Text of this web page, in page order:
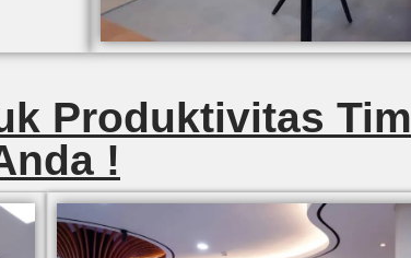
Produktivitas Tim
!